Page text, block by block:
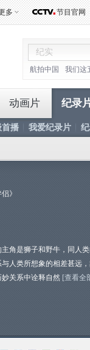
多 节目官网
航拍中国 我们这
动画片 纪录
首播 我爱纪录片
》
主角是狮子和野牛，同人
与人类所想象的相差甚远
妙关系中诠释自然 [查看全